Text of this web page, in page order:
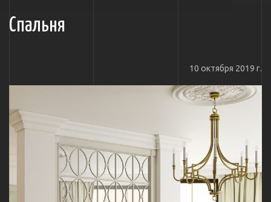
Спальня
10 октября 2019 г.